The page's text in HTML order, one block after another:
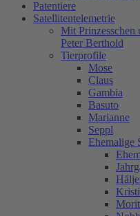
Patentiere
Satellitentelemetrie
Mit Prinzesschen
Peter Berthold
Tierprofile
Mose
Claus
Gambia
Basuto
Marianne
Seppl
Ehemalige